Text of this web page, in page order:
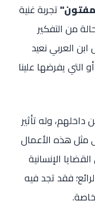
تجربة غنية
من التفكير
العربي نعيد
التي يفرضها علينا
وله تأثير
مثل هذه الأعمال
الإنسانية
فقد تجد فيه